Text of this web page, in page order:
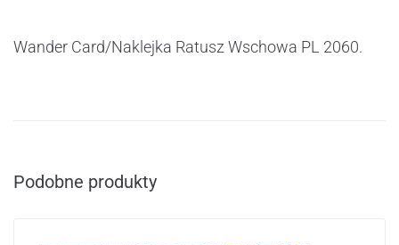
Wander Card/Naklejka Ratusz Wschowa PL 2060.
Podobne produkty